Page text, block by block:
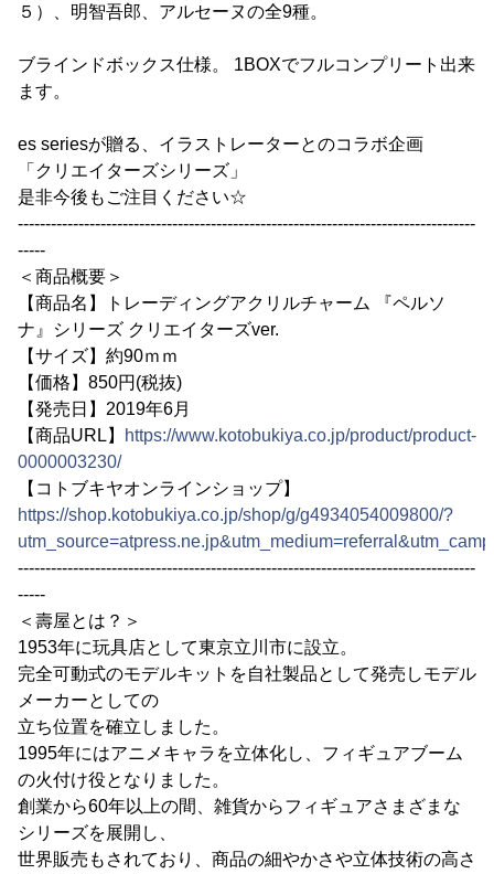
５）、明智吾郎、アルセーヌの全9種。
ブラインドボックス仕様。 1BOXでフルコンプリート出来
ます。
es seriesが贈る、イラストレーターとのコラボ企画
「クリエイターズシリーズ」
是非今後もご注目ください☆
-----------------------------------------------------------------------------------
-----
＜商品概要＞
【商品名】トレーディングアクリルチャーム 『ペルソ
ナ』シリーズ クリエイターズver.
【サイズ】約90ｍｍ
【価格】850円(税抜)
【発売日】2019年6月
【商品URL】
https://www.kotobukiya.co.jp/product/product-
0000003230/
【コトブキヤオンラインショップ】
https://shop.kotobukiya.co.jp/shop/g/g4934054009800/?
-----------------------------------------------------------------------------------
-----
＜壽屋とは？＞
1953年に玩具店として東京立川市に設立。
完全可動式のモデルキットを自社製品として発売しモデル
メーカーとしての
立ち位置を確立しました。
1995年にはアニメキャラを立体化し、フィギュアブーム
の火付け役となりました。
創業から60年以上の間、雑貨からフィギュアさまざまな
シリーズを展開し、
世界販売もされており、商品の細やかさや立体技術の高さ